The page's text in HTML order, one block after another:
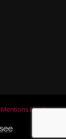
Mentions légales